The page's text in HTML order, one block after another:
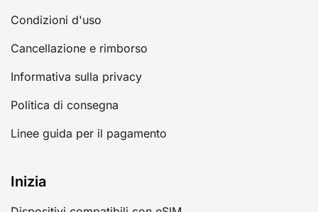
Condizioni d'uso
Cancellazione e rimborso
Informativa sulla privacy
Politica di consegna
Linee guida per il pagamento
Inizia